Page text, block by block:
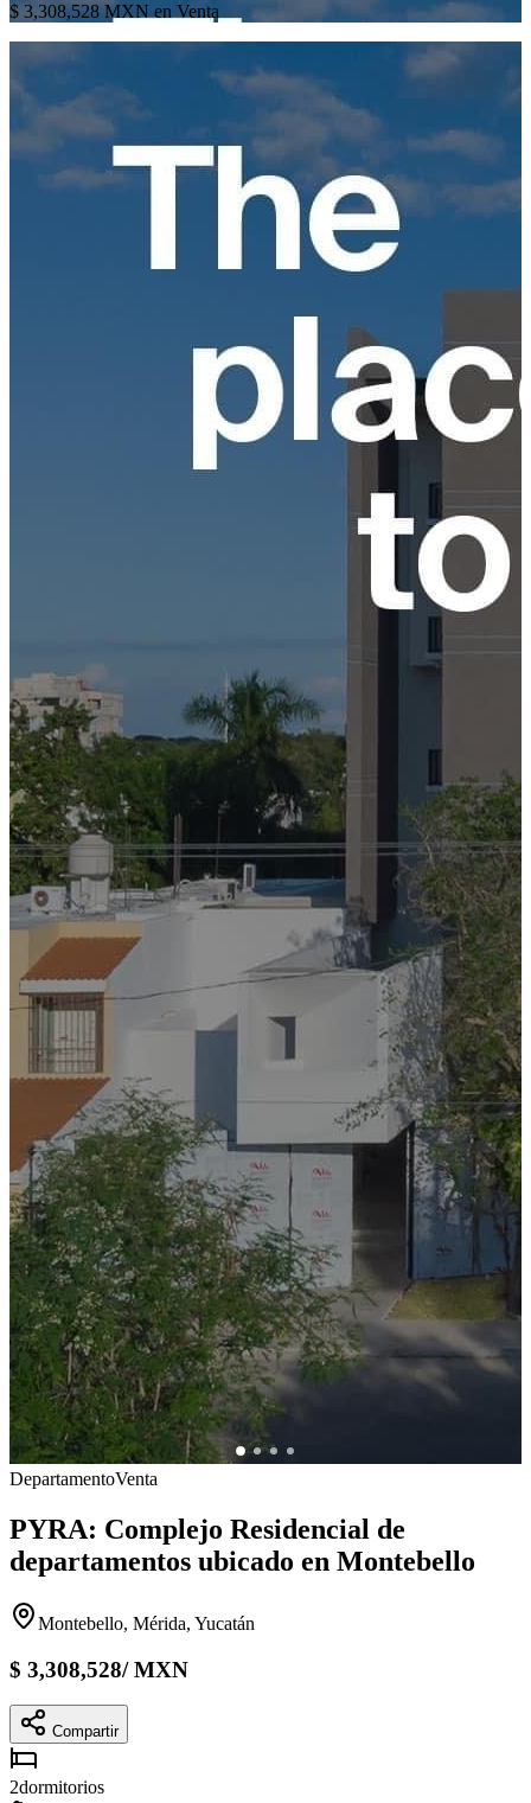
$ 3,308,528 MXN en Venta
DepartamentoVenta
PYRA: Complejo Residencial de
departamentos ubicado en Montebello
Montebello, Mérida, Yucatán
$ 3,308,528/MXN
Compartir
2dormitorios